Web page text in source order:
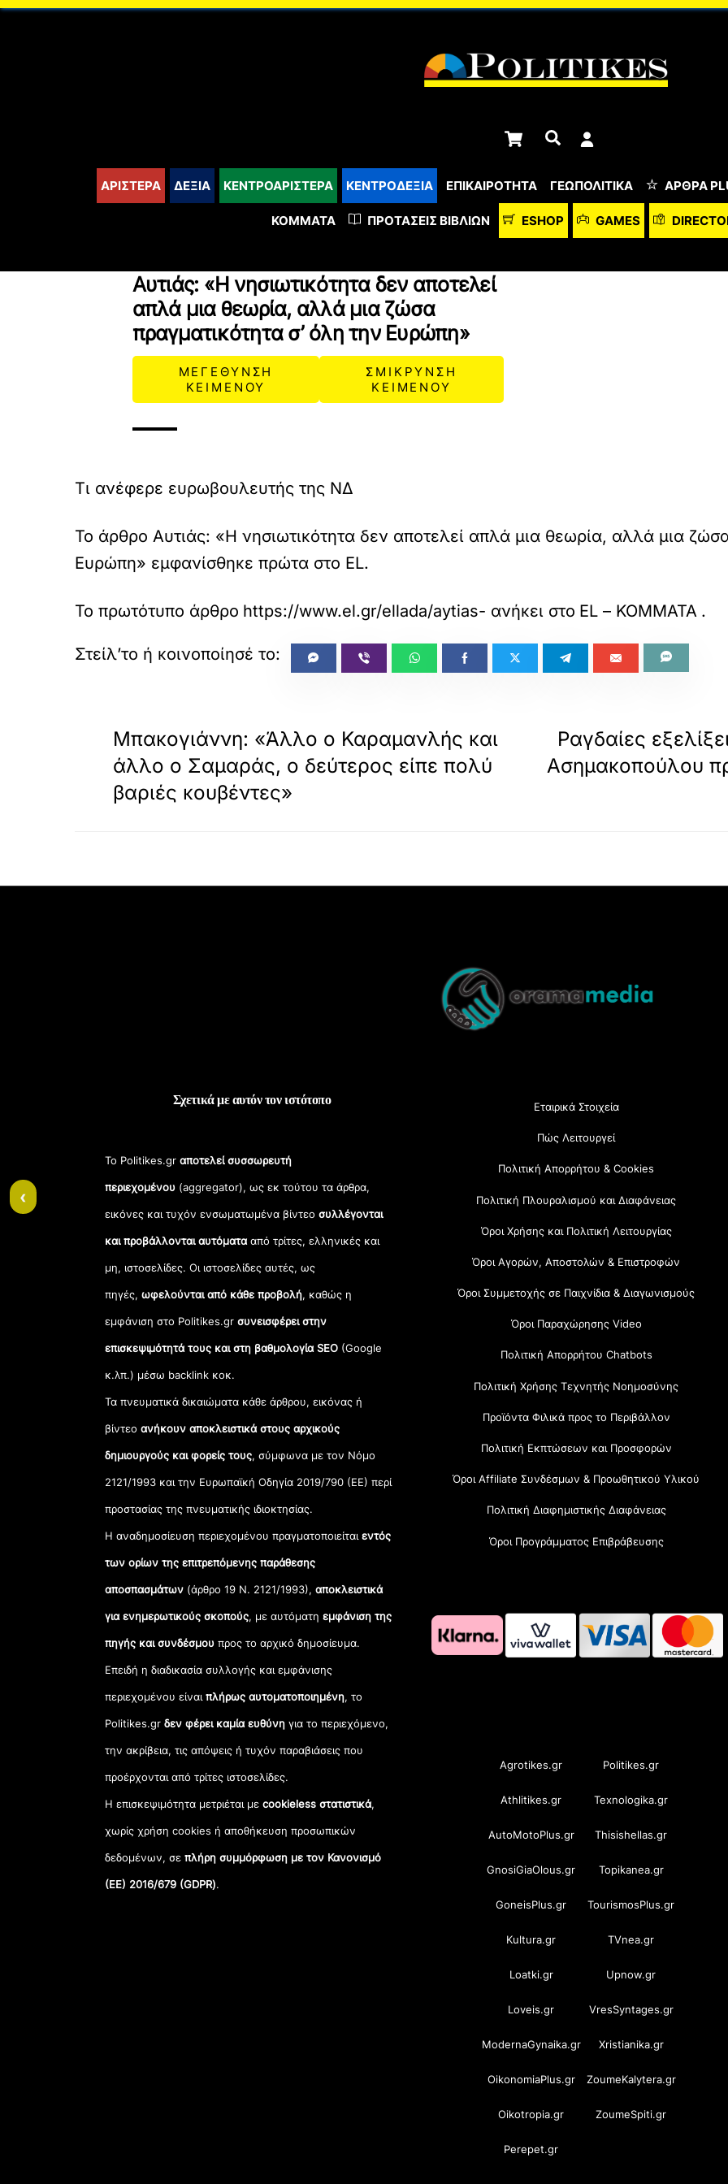
content
Cart Αναζήτηση
ΑΡΙΣΤΕΡΑ ΔΕΞΙΑ ΚΕΝΤΡΟΑΡΙΣΤΕΡΑ ΚΕΝΤΡΟΔΕΞΙΑ ΕΠΙΚΑΙΡΟΤΗΤΑ ΓΕΩΠΟΛΙΤΙΚΑ ΆΡΘΡΑ
ΚΌΜΜΑΤΑ ΠΡΟΤΆΣΕΙΣ ΒΙΒΛΊΩΝ ESHOP GAMES
Αυτιάς: «Η νησιωτικότητα δεν αποτελεί
απλά μια θεωρία, αλλά μια ζώσα
πραγματικότητα σ’ όλη την Ευρώπη»
ΜΕΓΕΘΥΝΣΗ
ΚΕΙΜΕΝΟΥ
ΣΜΙΚΡΥΝΣΗ
ΚΕΙΜΕΝΟΥ
Τι ανέφερε ευρωβουλευτής της ΝΔ
Το άρθρο Αυτιάς: «Η νησιωτικότητα δεν αποτελεί απλά μια θεωρία, αλλά μια
Ευρώπη» εμφανίσθηκε πρώτα στο EL.
Το πρωτότυπο άρθρο https://www.el.gr/ellada/aytias-i-nisiotikotita-den-apotelei/
ανήκει στο EL – ΚΟΜΜΑΤΑ .
Μπακογιάννη: «Άλλο ο Καραμανλής και
άλλο ο Σαμαράς, ο δεύτερος είπε πολύ
βαριές κουβέντες»
Ραγδαίες
Ασημακοπούλου
Top
Σχετικά με αυτόν τον ιστότοπο
Το Politikes.grαποτελεί συσσωρευτή
περιεχομένου (aggregator), ως εκ τούτου τα άρθρα,
εικόνες και τυχόν ενσωματωμένα βίντεοσυλλέγονται
και προβάλλονται αυτόματααπό τρίτες, ελληνικές και
μη, ιστοσελίδες. Οι ιστοσελίδες αυτές, ως
πηγές,ωφελούνται από κάθε προβολή, καθώς η
εμφάνιση στο Politikes.gr συνεισφέρει στην
επισκεψιμότητά τους και στη βαθμολογία SEO (Google
κ.λπ.) μέσω backlink κοκ.
Τα πνευματικά δικαιώματα κάθε άρθρου, εικόνας ή
βίντεοανήκουν αποκλειστικά στους αρχικούς
δημιουργούς και φορείς τους, σύμφωνα με τον Νόμο
2121/1993 και την Ευρωπαϊκή Οδηγία 2019/790 (ΕΕ) περί
προστασίας της πνευματικής ιδιοκτησίας.
Η αναδημοσίευση περιεχομένου πραγματοποιείταιεντός
των ορίων της επιτρεπόμενης παράθεσης
αποσπασμάτων (άρθρο 19 Ν. 2121/1993), αποκλειστικά
για ενημερωτικούς σκοπούς, με αυτόματηεμφάνιση της
πηγής και συνδέσμου προς το αρχικό δημοσίευμα.
Επειδή η διαδικασία συλλογής και εμφάνισης
περιεχομένου είναιπλήρως αυτοματοποιημένη, το
Politikes.grδεν φέρει καμία ευθύνη για το περιεχόμενο,
την ακρίβεια, τις απόψεις ή τυχόν παραβιάσεις που
προέρχονται από τρίτες ιστοσελίδες.
Η επισκεψιμότητα μετριέται μεcookieless στατιστικά,
χωρίς χρήση cookies ή αποθήκευση προσωπικών
δεδομένων, σεπλήρη συμμόρφωση με τον Κανονισμό
(ΕΕ) 2016/679 (GDPR).
Εταιρικά Στοιχεία
Πώς Λειτουργεί
Πολιτική Απορρήτου & Cookies
Πολιτική Πλουραλισμού και Διαφάνειας
Όροι Χρήσης και Πολιτική Λειτουργίας
Όροι Αγορών, Αποστολών & Επιστροφών
Όροι Συμμετοχής σε Παιχνίδια & Διαγωνισμούς
Όροι Παραχώρησης Video
Πολιτική Απορρήτου Chatbots
Πολιτική Χρήσης Τεχνητής Νοημοσύνης
Προϊόντα Φιλικά προς το Περιβάλλον
Πολιτική Εκπτώσεων και Προσφορών
Όροι Affiliate Συνδέσμων & Προωθητικού Υλικού
Πολιτική Διαφημιστικής Διαφάνειας
Όροι Προγράμματος Επιβράβευσης
Agrotikes.gr Politikes.gr
Athlitikes.gr Texnologika.gr
AutoMotoPlus.gr Thisishellas.gr
GnosiGiaOlous.gr Topikanea.gr
GoneisPlus.gr TourismosPlus.gr
Kultura.gr TVnea.gr
Loatki.gr Upnow.gr
Loveis.gr VresSyntages.gr
ModernaGynaika.gr Xristianika.gr
OikonomiaPlus.gr ZoumeKalytera.gr
Oikotropia.gr ZoumeSpiti.gr
Perepet.gr
‹